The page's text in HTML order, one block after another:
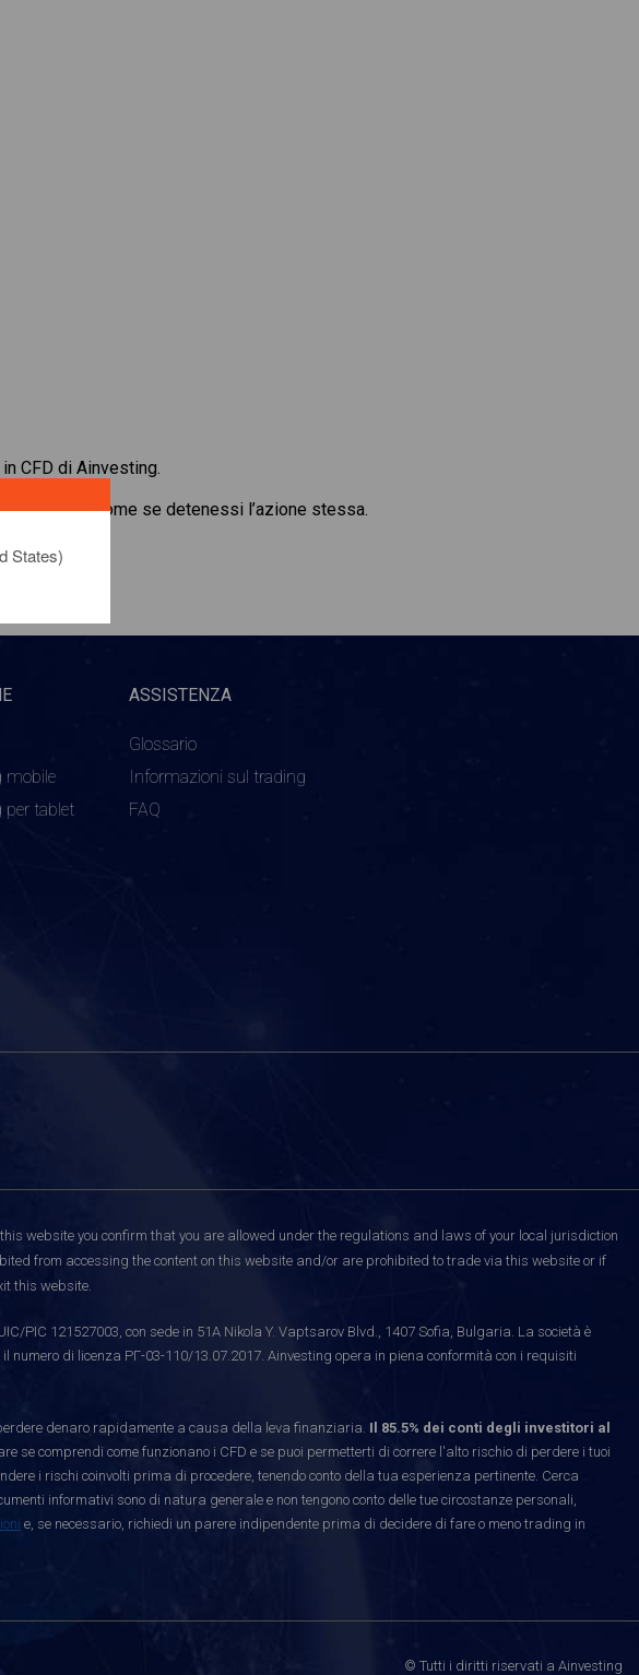
CFD di Ainvesting.
dividendi, come se detenessi l’azione stessa.
mobile
tablet
ASSISTENZA
Glossario
Informazioni sul trading
FAQ
website you confirm that you are allowed under the regulations and laws of your local jurisdiction
from accessing the content on this website and/or are prohibited to trade via this website or if
this website.
PIC 121527003, con sede in 51A Nikola Y. Vaptsarov Blvd., 1407 Sofia, Bulgaria. La società è
il numero di licenza РГ-03-110/13.07.2017. Ainvesting opera in piena conformità con i requisiti
denaro rapidamente a causa della leva finanziaria. Il 85.5% dei conti degli investitori al
se comprendi come funzionano i CFD e se puoi permetterti di correre l'alto rischio di perdere i tuoi
i rischi coinvolti prima di procedere, tenendo conto della tua esperienza pertinente. Cerca
informativi sono di natura generale e non tengono conto delle tue circostanze personali,
e, se necessario, richiedi un parere indipendente prima di decidere di fare o meno trading in
© Tutti i diritti riservati a Ainvesting
States)